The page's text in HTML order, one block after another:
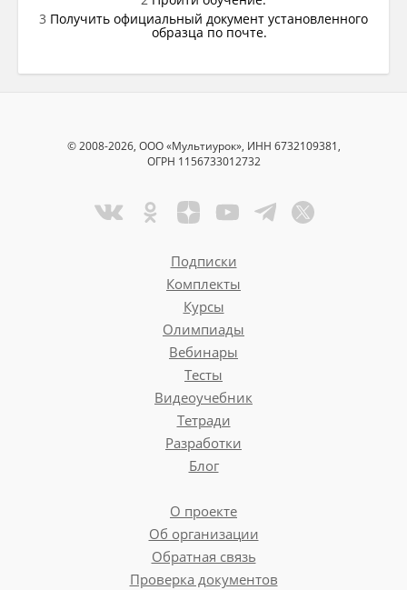
Получить официальный документ установленного
образца по почте.
© 2008-2026, ООО «Мультиурок», ИНН 6732109381,
ОГРН 1156733012732
Подписки
Комплекты
Курсы
Олимпиады
Вебинары
Тесты
Видеоучебник
Тетради
Разработки
Блог
О проекте
Об организации
Обратная связь
Проверка документов